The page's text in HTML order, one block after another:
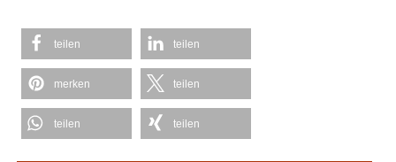
teilen teilen
merken teilen
teilen teilen